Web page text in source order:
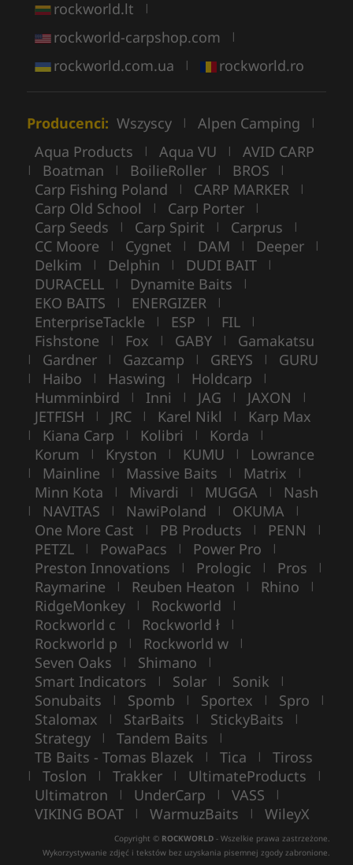
rockworld.lt |
rockworld-carpshop.com |
rockworld.com.ua | rockworld.ro
Producenci: Wszyscy | Alpen Camping |
Aqua Products | Aqua VU | AVID CARP
| Boatman | BoilieRoller | BROS |
Carp Fishing Poland | CARP MARKER |
Carp Old School | Carp Porter |
Carp Seeds | Carp Spirit | Carprus |
CC Moore | Cygnet | DAM | Deeper |
Delkim | Delphin | DUDI BAIT |
DURACELL | Dynamite Baits |
EKO BAITS | ENERGIZER |
EnterpriseTackle | ESP | FIL |
Fishstone | Fox | GABY | Gamakatsu
| Gardner | Gazcamp | GREYS | GURU
| Haibo | Haswing | Holdcarp |
Humminbird | Inni | JAG | JAXON |
JETFISH | JRC | Karel Nikl | Karp Max
| Kiana Carp | Kolibri | Korda |
Korum | Kryston | KUMU | Lowrance
| Mainline | Massive Baits | Matrix |
Minn Kota | Mivardi | MUGGA | Nash
| NAVITAS | NawiPoland | OKUMA |
One More Cast | PB Products | PENN |
PETZL | PowaPacs | Power Pro |
Preston Innovations | Prologic | Pros |
Raymarine | Reuben Heaton | Rhino |
RidgeMonkey | Rockworld |
Rockworld c | Rockworld ł |
Rockworld p | Rockworld w |
Seven Oaks | Shimano |
Smart Indicators | Solar | Sonik |
Sonubaits | Spomb | Sportex | Spro |
Stalomax | StarBaits | StickyBaits |
Strategy | Tandem Baits |
TB Baits - Tomas Blazek | Tica | Tiross
| Toslon | Trakker | UltimateProducts |
Ultimatron | UnderCarp | VASS |
VIKING BOAT | WarmuzBaits | WileyX
Copyright © ROCKWORLD - Wszelkie prawa zastrzeżone.
Wykorzystywanie zdjęć i tekstów bez uzyskania pisemnej zgody zabronione.